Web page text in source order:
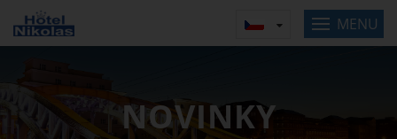
MENU
NOVINKY